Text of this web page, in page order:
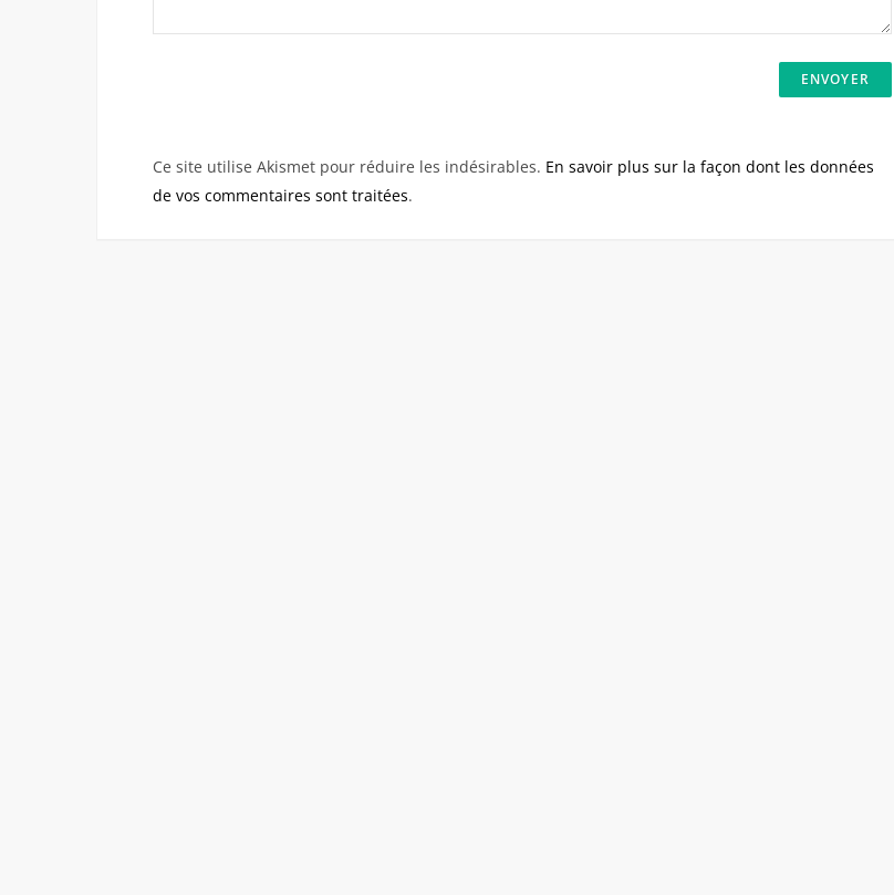
Ce site utilise Akismet pour réduire les indésirables. En savoir plus sur la façon dont les données
de vos commentaires sont traitées.